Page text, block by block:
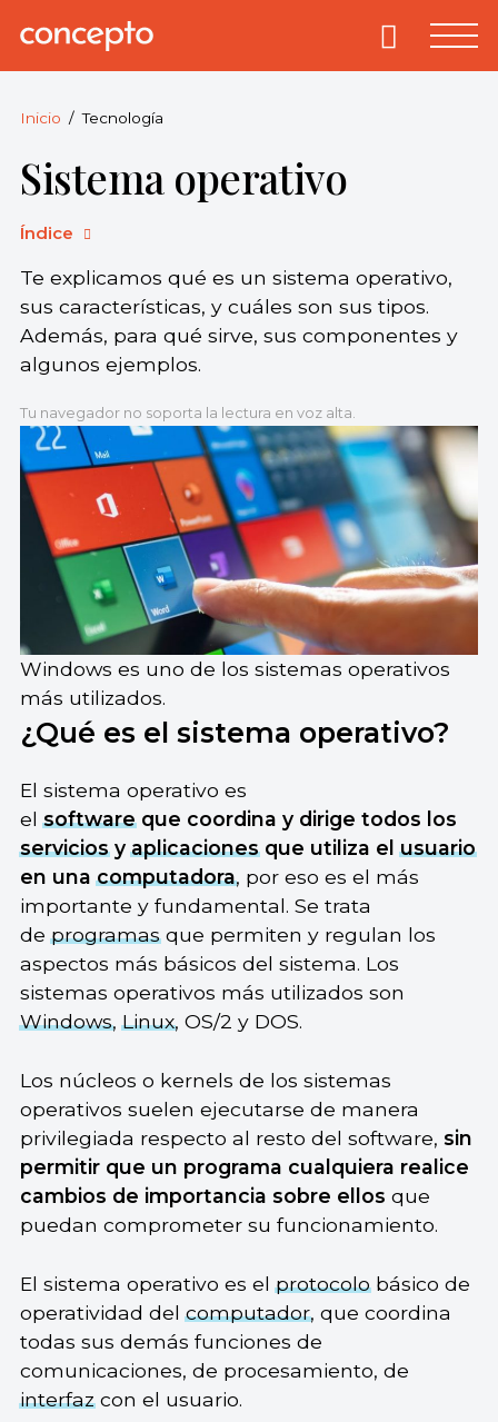
Concepto.
derechos
reservados.
Primary
Inicio Tecnología
Sistema operativo
Índice
Te explicamos qué es un sistema operativo,
sus características, y cuáles son sus tipos.
Además, para qué sirve, sus componentes y
algunos ejemplos.
Tu navegador no soporta la lectura en voz alta.
Windows es uno de los sistemas operativos
más utilizados.
¿Qué es el sistema operativo?
El sistema operativo es
elsoftwareque coordina y dirige todos los
serviciosyaplicacionesque utiliza elusuario
en unacomputadora, por eso es el más
importante y fundamental. Se trata
deprogramasque permiten y regulan los
aspectos más básicos del sistema. Los
sistemas operativos más utilizados son
Windows,Linux, OS/2 y DOS.
Los núcleos o kernels de los sistemas
operativos suelen ejecutarse de manera
privilegiada respecto al resto del software, sin
permitir que un programa cualquiera realice
cambios de importancia sobre ellos que
puedan comprometer su funcionamiento.
El sistema operativo es elprotocolobásico de
operatividad delcomputador, que coordina
todas sus demás funciones de
comunicaciones, de procesamiento, de
interfazcon el usuario.